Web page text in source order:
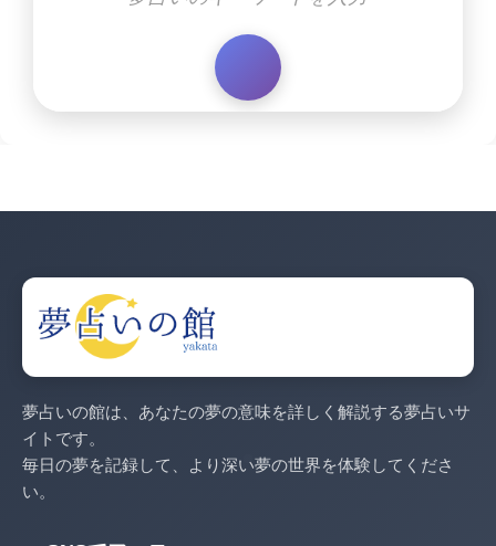
夢占いの館は、あなたの夢の意味を詳しく解説する夢占いサ
イトです。
毎日の夢を記録して、より深い夢の世界を体験してくださ
い。